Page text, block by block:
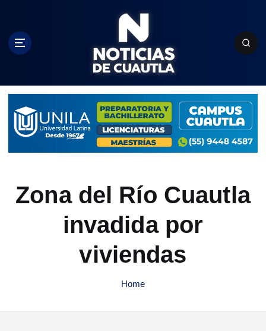
c
Zona del Río Cuautla
invadida por
viviendas
Home